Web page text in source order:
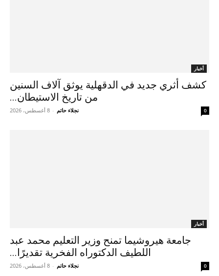
أخبار
كشف أثري جديد في الدقهلية يوثق آلاف السنين
من تاريخ الاستيطان...
نجلاء حاتم - 8 أغسطس، 2026 0
أخبار
جامعة هيروشيما تمنح وزير التعليم محمد عبد
اللطيف الدكتوراه الفخرية تقديرًا...
نجلاء حاتم - 8 أغسطس، 2026 0